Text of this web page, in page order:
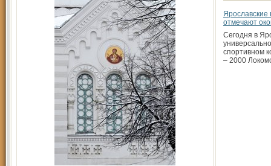
Ярославские
отмечают
Сегодня в
спортивном
– 2000